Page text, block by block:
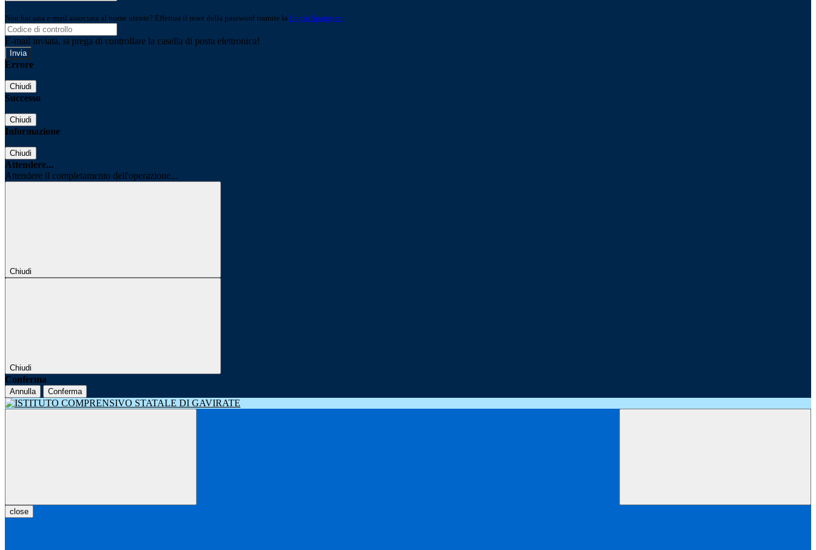
Non hai una e-mail associata al nome utente? Effettua il reset della password tramite la Login Spaggiari
E-mail inviata, si prega di controllare la casella di posta elettronica!
Errore
Chiudi
Successo
Chiudi
Informazione
Chiudi
Attendere...
Attendere il completamento dell'operazione...
Chiudi
Chiudi
Conferma
Annulla Conferma
close